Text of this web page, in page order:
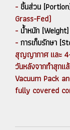
- ชิ้นส่วน
Grass-Fed)
- น้ำหนัก [Weight]
- การเก็บรักษา
สุญญากาศ และ
วันหลังจากทำสุก
Vacuum Pack
fully covered